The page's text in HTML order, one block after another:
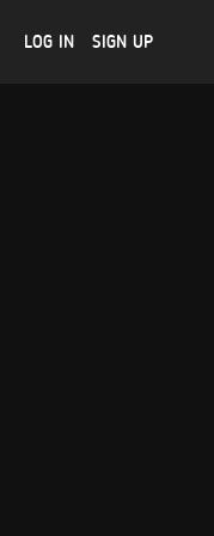
LOG IN SIGN UP